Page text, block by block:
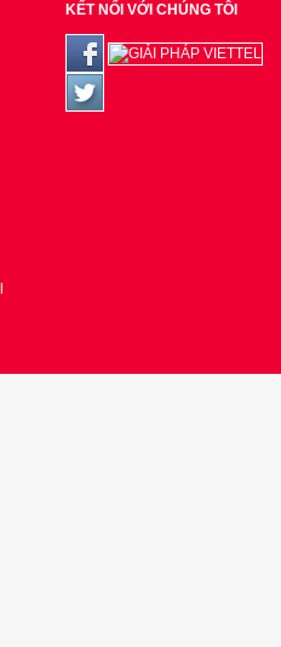
KẾT NỐI VỚI CHÚNG TÔI